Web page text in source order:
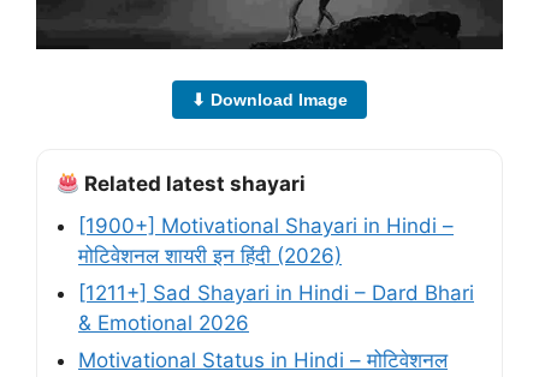
⬇ Download Image
Related latest shayari
[1900+] Motivational Shayari in Hindi –
मोटिवेशनल शायरी इन हिंदी (2026)
[1211+] Sad Shayari in Hindi – Dard Bhari
& Emotional 2026
Motivational Status in Hindi – मोटिवेशनल